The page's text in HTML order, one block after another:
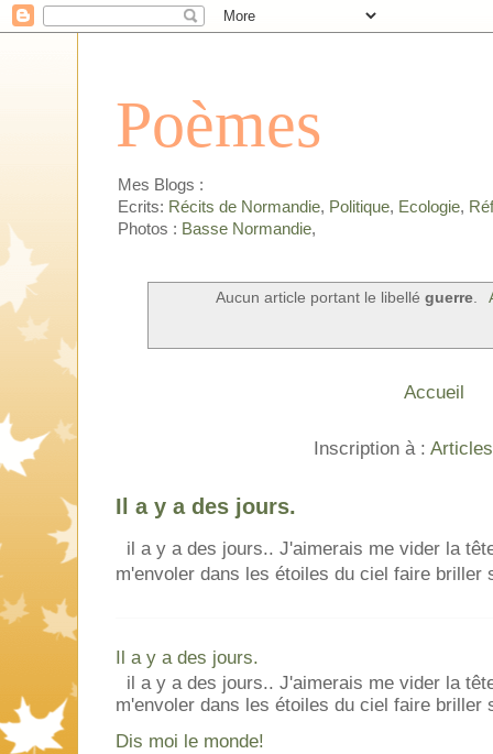
Poèmes
Mes Blogs :
Ecrits: Récits de Normandie, Politique, Ecologie,
Photos : Basse Normandie,
Aucun article portant le libelléguerre.
Accueil
Inscription à :
Il a y a des jours.
il a y a des jours.. J'aimerais me vider la
m'envoler dans les étoiles du ciel faire briller
Il a y a des jours.
il a y a des jours.. J'aimerais me vider la
m'envoler dans les étoiles du ciel faire briller
Dis moi le monde!